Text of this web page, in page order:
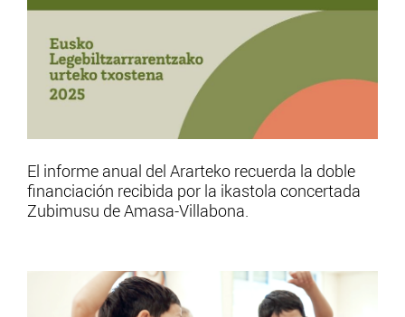
El informe anual del Ararteko recuerda la doble
financiación recibida por la ikastola concertada
Zubimusu de Amasa-Villabona.